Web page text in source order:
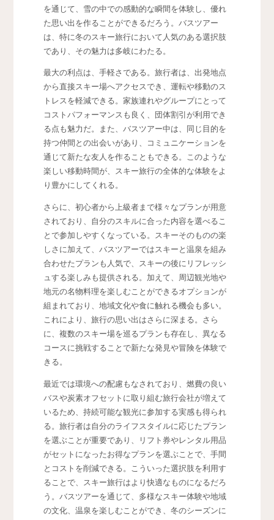
を通じて、雪の中での感動的な瞬間を体験し、優れ
た思い出を作ることができるだろう。バスツアー
は、特に冬のスキー旅行において人気のある選択肢
であり、その魅力は多岐にわたる。
最大の利点は、手軽さである。旅行者は、出発地点
から直接スキー場へアクセスでき、運転や移動のス
トレスを軽減できる。家族連れやグループにとって
コストパフォーマンスも良く、団体割引が利用でき
る点も魅力だ。また、バスツアー中は、同じ目的を
持つ仲間との出会いがあり、コミュニケーションを
通じて新たな友人を作ることもできる。このような
楽しい移動時間が、スキー旅行の全体的な体験をよ
り豊かにしてくれる。
さらに、初心者から上級者まで様々なプランが用意
されており、自分のスキルに合った内容を選べるこ
とで参加しやすくなっている。スキーそのものの楽
しさに加えて、バスツアーではスキーと温泉を組み
合わせたプランも人気で、スキーの後にリフレッシ
ュする楽しみも提供される。加えて、周辺観光地や
地元の名物料理を楽しむことができるオプションが
組まれており、地域文化や食に触れる機会も多い。
これにより、旅行の思い出はさらに深まる。さら
に、複数のスキー場を巡るプランも存在し、異なる
コースに挑戦することで新たな発見や冒険を体験で
きる。
最近では環境への配慮もなされており、燃費の良い
バスや炭素オフセットに取り組む旅行会社が増えて
いるため、持続可能な観光に参加する実感も得られ
る。旅行者は自分のライフスタイルに応じたプラン
を選ぶことが重要であり、リフト券やレンタル用品
がセットになったお得なプランを選ぶことで、手間
とコストを削減できる。こういった選択肢を利用す
ることで、スキー旅行はより快適なものになるだろ
う。バスツアーを通じて、多様なスキー体験や地域
の文化、温泉を楽しむことができ、冬のシーズンに